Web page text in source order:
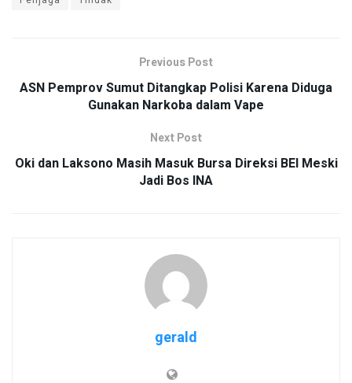
Previous Post
ASN Pemprov Sumut Ditangkap Polisi Karena Diduga
Gunakan Narkoba dalam Vape
Next Post
Oki dan Laksono Masih Masuk Bursa Direksi BEI Meski
Jadi Bos INA
gerald